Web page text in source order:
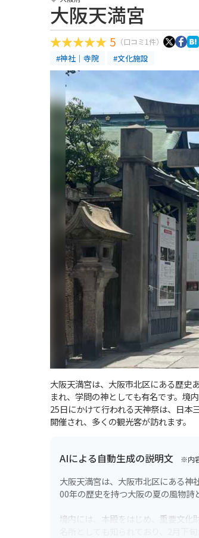
大阪天満宮
5 （口コミ1件）
#神社｜寺院 #文化施設
大阪天満宮は、大阪市北区にある歴史
まれ、学問の神としても有名です。境
25日にかけて行われる天神祭は、日本
開催され、多くの観光客が訪れます。
AIによる自動生成の説明文 ※内容
大阪天満宮は、大阪市北区にある神
00年の歴史を持つ大阪の夏の風物詩
境内には、本殿をはじめ、重要文化
名所としても知られており、2月下